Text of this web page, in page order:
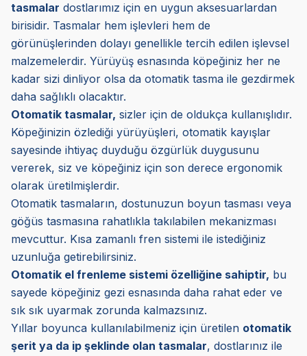
tasmalar dostlarımız için en uygun aksesuarlardan
birisidir. Tasmalar hem işlevleri hem de
görünüşlerinden dolayı genellikle tercih edilen işlevsel
malzemelerdir. Yürüyüş esnasında köpeğiniz her ne
kadar sizi dinliyor olsa da otomatik tasma ile gezdirmek
daha sağlıklı olacaktır.
Otomatik tasmalar, sizler için de oldukça kullanışlıdır.
Köpeğinizin özlediği yürüyüşleri, otomatik kayışlar
sayesinde ihtiyaç duyduğu özgürlük duygusunu
vererek, siz ve köpeğiniz için son derece ergonomik
olarak üretilmişlerdir.
Otomatik tasmaların, dostunuzun boyun tasması veya
göğüs tasmasına rahatlıkla takılabilen mekanizması
mevcuttur. Kısa zamanlı fren sistemi ile istediğiniz
uzunluğa getirebilirsiniz.
Otomatik el frenleme sistemi özelliğine sahiptir, bu
sayede köpeğiniz gezi esnasında daha rahat eder ve
sık sık uyarmak zorunda kalmazsınız.
Yıllar boyunca kullanılabilmeniz için üretilen otomatik
şerit ya da ip şeklinde olan tasmalar, dostlarınız ile